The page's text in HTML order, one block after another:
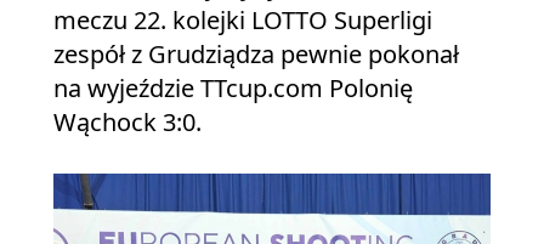
meczu 22. kolejki LOTTO Superligi
zespół z Grudziądza pewnie pokonał
na wyjeździe TTcup.com Polonię
Wąchock 3:0.